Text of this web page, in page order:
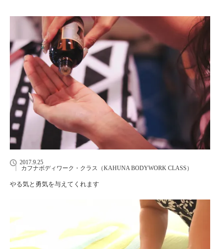
2017.9.25
カフナボディワーク・クラス（KAHUNA BODYWORK CLASS）
やる気と勇気を与えてくれます